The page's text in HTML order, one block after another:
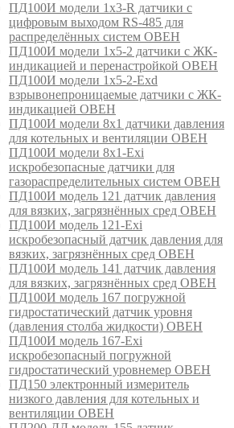
ПД100И модели 1х3-R датчики с
цифровым выходом RS-485 для
распределённых систем ОВЕН
ПД100И модели 1х5-2 датчики с ЖК-
индикацией и перенастройкой ОВЕН
ПД100И модели 1х5-2-Exd
взрывонепроницаемые датчики с ЖК-
индикацией ОВЕН
ПД100И модели 8х1 датчики давления
для котельных и вентиляции ОВЕН
ПД100И модели 8х1-Exi
искробезопасные датчики для
газораспределительных систем ОВЕН
ПД100И модель 121 датчик давления
для вязких, загрязнённых сред ОВЕН
ПД100И модель 121-Exi
искробезопасный датчик давления для
вязких, загрязнённых сред ОВЕН
ПД100И модель 141 датчик давления
для вязких, загрязнённых сред ОВЕН
ПД100И модель 167 погружной
гидростатический датчик уровня
(давления столба жидкости) ОВЕН
ПД100И модель 167-Exi
искробезопасный погружной
гидростатический уровнемер ОВЕН
ПД150 электронный измеритель
низкого давления для котельных и
вентиляции ОВЕН